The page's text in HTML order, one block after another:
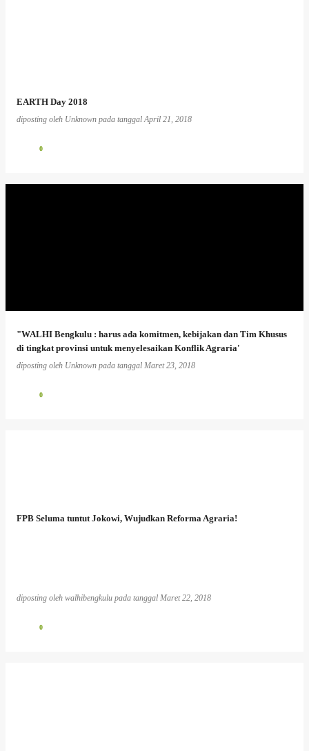
EARTH Day 2018
diposting oleh Unknown pada tanggalApril 21, 2018
0
"WALHI Bengkulu : harus ada komitmen, kebijakan dan Tim Khusus
di tingkat provinsi untuk menyelesaikan Konflik Agraria'
diposting oleh Unknown pada tanggal Maret 23, 2018
0
FPB Seluma tuntut Jokowi, Wujudkan Reforma Agraria!
diposting oleh walhibengkulu pada tanggal Maret 22, 2018
0